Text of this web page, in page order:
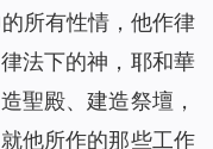
所有性情，他作律
法下的神，耶和華
聖殿、建造祭壇，
他所作的那些工作